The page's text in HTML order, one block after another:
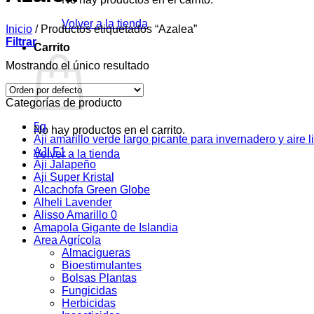
Volver a la tienda
Carrito
No hay productos en el carrito.
Volver a la tienda
Inicio /Productos etiquetados “Azalea”
Filtrar
Mostrando el único resultado
Categorías de producto
5g
Aji amarillo verde largo picante para invernadero y aire
AJI F1
Aji Jalapeño
Aji Super Kristal
Alcachofa Green Globe
Alheli Lavender
Alisso Amarillo 0
Amapola Gigante de Islandia
Area Agrícola
Almacigueras
Bioestimulantes
Bolsas Plantas
Fungicidas
Herbicidas